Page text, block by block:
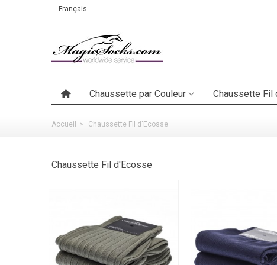
Français
Chaussette par Couleur Chaussette Fil
Accueil > Chaussette Fil d'Ecosse
Chaussette Fil d'Ecosse